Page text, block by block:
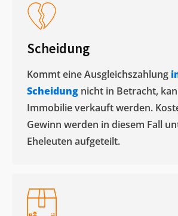
Scheidung
Kommt eine Ausgleichszahlung
Scheidung nicht in Betracht,
Immobilie verkauft werden.
Gewinn werden in diesem Fall
Eheleuten aufgeteilt.​